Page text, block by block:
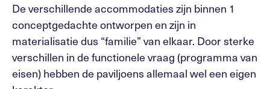
De verschillende accommodaties zijn binnen 1
conceptgedachte ontworpen en zijn in
materialisatie dus “familie” van elkaar. Door sterke
verschillen in de functionele vraag (programma van
eisen) hebben de paviljoens allemaal wel een eigen